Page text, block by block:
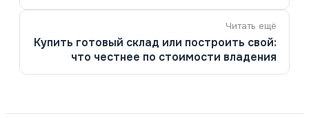
Купить готовый склад или построить свой:
что честнее по стоимости владения